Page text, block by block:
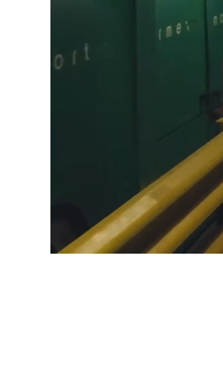
Media
Recherche Avancée
Connexion
IRELAND &
OF IRELAND